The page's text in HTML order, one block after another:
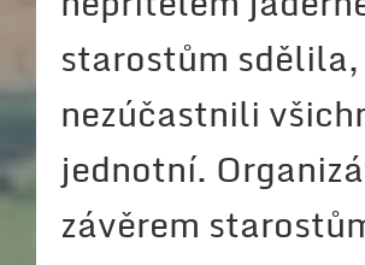
starostům sdělila,
nezúčastnili
jednotní.
závěrem